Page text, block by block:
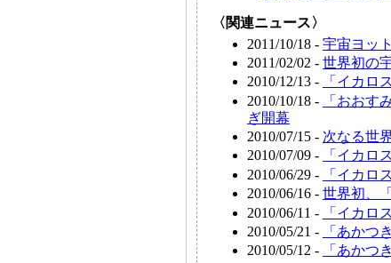
〈関連ニュース〉
2011/10/18 - 宇宙ヨッ
2011/02/02 - 世界初の
2010/12/13 -
「イカロ
2010/10/18 -
「おおす
ぎ開幕
2010/07/15 - 次なる世
2010/07/09 -
「イカロ
2010/06/29 -
「イカロ
2010/06/16 - 世界初、
2010/06/11 -
「イカロ
2010/05/21 -
「あかつ
2010/05/12 -
「あかつ